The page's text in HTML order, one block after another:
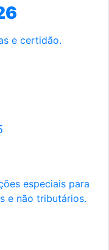
e certidão.
especiais para
e não tributários.